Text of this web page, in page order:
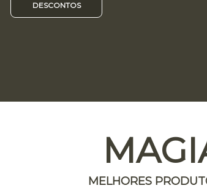
DESCONTOS
MELHORES